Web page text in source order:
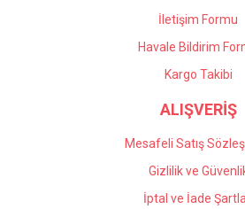
Gönder
İletişim Formu
Havale Bildirim
Kargo Takibi
ALIŞVERİŞ
Mesafeli Satış
Gizlilik ve
İptal ve İade